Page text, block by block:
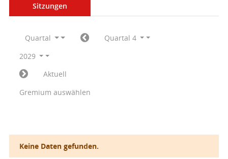
Sitzungen
Quartal
Quartal 4
2029
Aktuell
Gremium auswählen
Keine Daten gefunden.